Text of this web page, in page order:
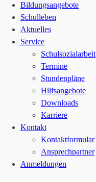
Bildungsangebote
Schulleben
Aktuelles
Service
Schulsozialarbeit
Termine
Stundenpläne
Hilfsangebote
Downloads
Karriere
Kontakt
Kontaktformular
Ansprechpartner
Anmeldungen